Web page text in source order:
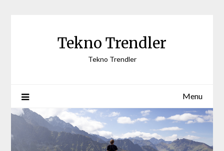
Tekno Trendler
Tekno Trendler
Menu